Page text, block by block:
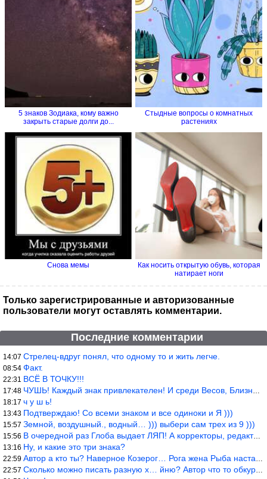
5 знаков Зодиака, кому важно
закрыть старые долги до...
Стыдные вопросы о комнатных
растениях
Снова мемы
Как носить открытую обувь, которая
натирает ноги
Только зарегистрированные и авторизованные
пользователи могут оставлять комментарии.
Последние комментарии
14:07 Стрелец-вдруг понял, что одному то и жить легче.
08:54 Факт.
22:31 ВСЁ В ТОЧКУ!!!
17:48 ЧУШЬ! Каждый знак привлекателен! И среди Весов, Близнецов встреч
18:17 ч у ш ь!
13:43 Подтверждаю! Со всеми знаком и все одиноки и Я )))
15:57 Земной, воздушный., водный… ))) выбери сам трех из 9 )))
15:56 В очередной раз Глоба выдает ЛЯП! А корректоры, редакторы пропус
13:16 Ну, и какие это три знака?
22:59 Автор а кто ты? Наверное Козерог… Рога жена Рыба наставила ))
22:57 Сколько можно писать разную х… йню? Автор что то обкурился?